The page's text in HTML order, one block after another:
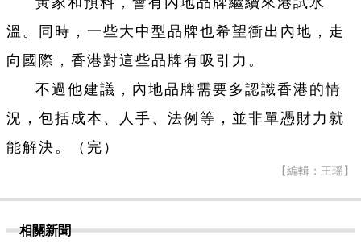
溫。同時，一些大中型品牌也希望衝出內地，走
向國際，香港對這些品牌有吸引力。
不過他建議，內地品牌需要多認識香港的情
況，包括成本、人手、法例等，並非單憑財力就
能解決。（完）
【編輯：王瑶】
相關新聞